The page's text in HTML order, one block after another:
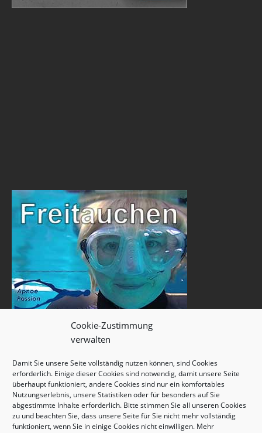
Cookie-Zustimmung
verwalten
Damit Sie unsere Seite vollständig nutzen können, sind Cookies
erforderlich. Einige dieser Cookies sind notwendig, damit unsere Seite
überhaupt funktioniert, andere Cookies sind nur ein komfortables
Nutzungserlebnis, unsere Statistiken oder für besonders auf Sie
abgestimmte Inhalte erforderlich. Bitte stimmen Sie all unseren Cookies
zu und beachten Sie, dass unsere Seite für Sie nicht mehr vollständig
funktioniert, wenn Sie in einige Cookies nicht einwilligen. Mehr